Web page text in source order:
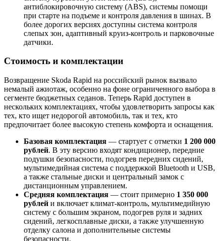
антиблокировочную систему (ABS), системы помощи
при старте на подъеме и контроля давления в шинах. В
более дорогих версиях доступны система контроля
слепых зон, адаптивный круиз-контроль и парковочные
датчики.
Стоимость и комплектации
Возвращение Skoda Rapid на российский рынок вызвало
немалый ажиотаж, особенно на фоне ограниченного выбора в
сегменте бюджетных седанов. Теперь Rapid доступен в
нескольких комплектациях, чтобы удовлетворить запросы как
тех, кто ищет недорогой автомобиль, так и тех, кто
предпочитает более высокую степень комфорта и оснащения.
Базовая комплектация — стартует с отметки 1 200 000
рублей. В эту версию входят кондиционер, передние
подушки безопасности, подогрев передних сидений,
мультимедийная система с поддержкой Bluetooth и USB,
а также стальные диски и центральный замок с
дистанционным управлением.
Средняя комплектация — стоит примерно 1 350 000
рублей и включает климат-контроль, мультимедийную
систему с большим экраном, подогрев руля и задних
сидений, легкосплавные диски, а также улучшенную
отделку салона и дополнительные системы
безопасности.